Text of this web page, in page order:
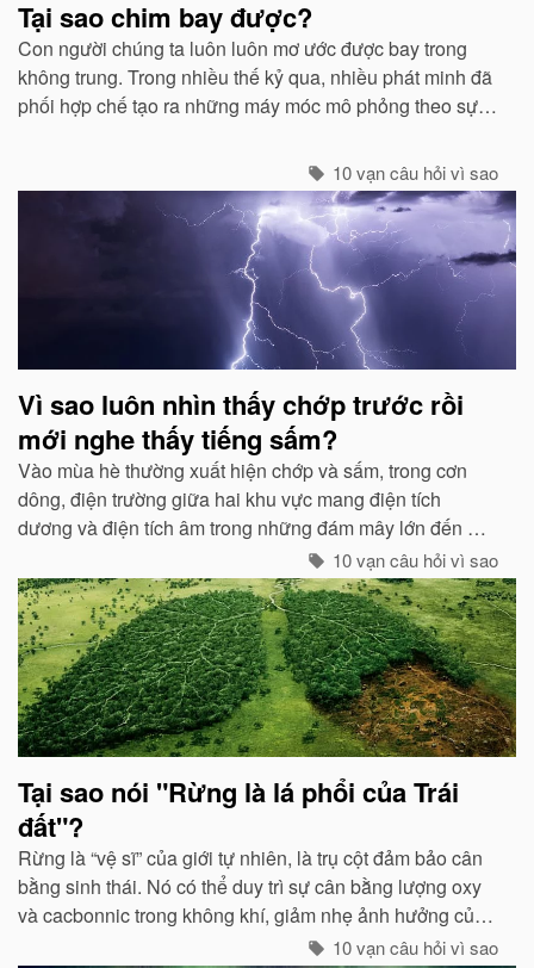
Tại sao chim bay được?
Con người chúng ta luôn luôn mơ ước được bay trong
không trung. Trong nhiều thế kỷ qua, nhiều phát minh đã
phối hợp chế tạo ra những máy móc mô phỏng theo sự
10 vạn câu hỏi vì sao
Vì sao luôn nhìn thấy chớp trước rồi
mới nghe thấy tiếng sấm?
Vào mùa hè thường xuất hiện chớp và sấm, trong cơn
dông, điện trường giữa hai khu vực mang điện tích
dương và điện tích âm trong những đám mây lớn đến một
mức độ nhất định, hai loại điện tích trong quá trình phát
triển sẽ phát ra tia lửa...
10 vạn câu hỏi vì sao
Tại sao nói "Rừng là lá phổi của Trái
đất"?
Rừng là “vệ sĩ” của giới tự nhiên, là trụ cột đảm bảo cân
bằng sinh thái. Nó có thể duy trì sự cân bằng lượng oxy
và cacbonnic trong không khí, giảm nhẹ ảnh hưởng của
các chất thải, khí độc gây nên ô nhiễm, làm trong sạch
10 vạn câu hỏi vì sao